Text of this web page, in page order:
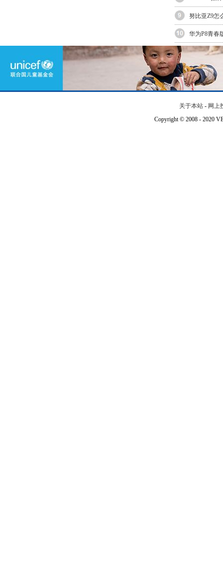
努比亚Z9怎
华为P8青春
关于本站 - 网上
Copyright © 2008 - 2020